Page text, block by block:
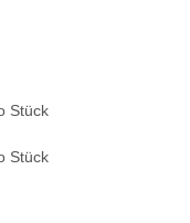
Stück
Stück